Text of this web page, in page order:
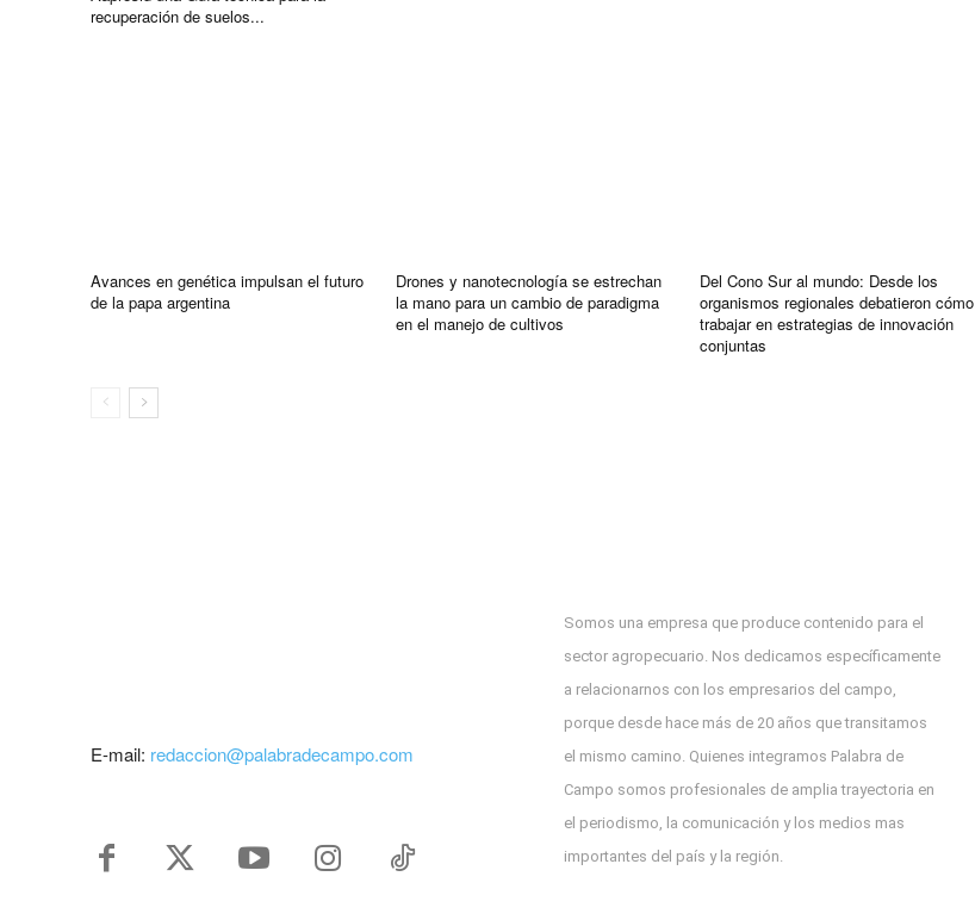
recuperación de suelos...
Avances en genética impulsan el futuro
de la papa argentina
Drones y nanotecnología se estrechan
la mano para un cambio de paradigma
en el manejo de cultivos
Del Cono Sur al mundo: Desde los
organismos regionales debatieron cómo
trabajar en estrategias de innovación
conjuntas
E-mail: redaccion@palabradecampo.com
Somos una empresa que produce contenido para el
sector agropecuario. Nos dedicamos específicamente
a relacionarnos con los empresarios del campo,
porque desde hace más de 20 años que transitamos
el mismo camino. Quienes integramos Palabra de
Campo somos profesionales de amplia trayectoria en
el periodismo, la comunicación y los medios mas
importantes del país y la región.